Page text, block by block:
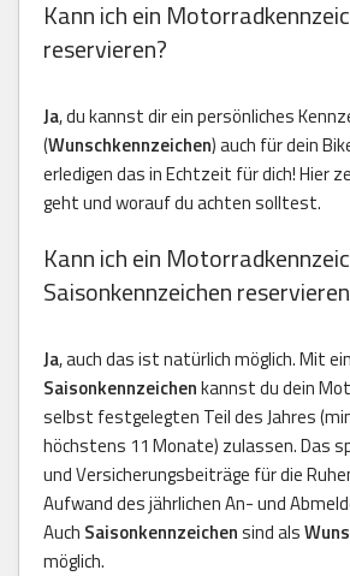
Kann ich ein
reservieren?
Ja, du kannst dir ein persönliches
(Wunschkennzeichen) auch für dein
erledigen das in Echtzeit für dich! Hier
geht und worauf du achten solltest.
Kann ich ein
Saisonkennzeichen
Ja, auch das ist natürlich möglich. Mit
Saisonkennzeichenkannst du dein
selbst festgelegten Teil des Jahres
höchstens 11 Monate) zulassen. Das
und Versicherungsbeiträge für die
Aufwand des jährlichen An- und
Auch Saisonkennzeichensind als
möglich.